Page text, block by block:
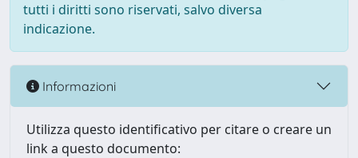
tutti i diritti sono riservati, salvo diversa
indicazione.
Informazioni
Utilizza questo identificativo per citare o creare un
link a questo documento: